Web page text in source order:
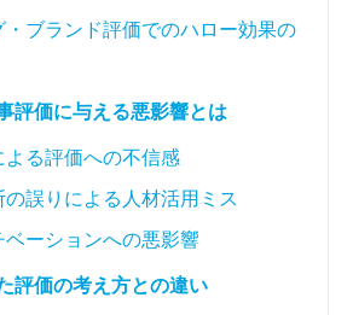
・ブランド評価でのハロー効果の
評価に与える悪影響とは
る評価への不信感
誤りによる人材活用ミス
ーションへの悪影響
評価の考え方との違い